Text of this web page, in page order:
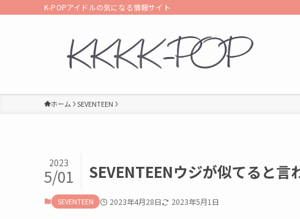
K-POPアイドルの気になる情報サイト
ホーム SEVENTEEN
SEVENTEENウジが似てると
2023
5/01
SEVENTEEN 2023年4月28日 2023年5月1日